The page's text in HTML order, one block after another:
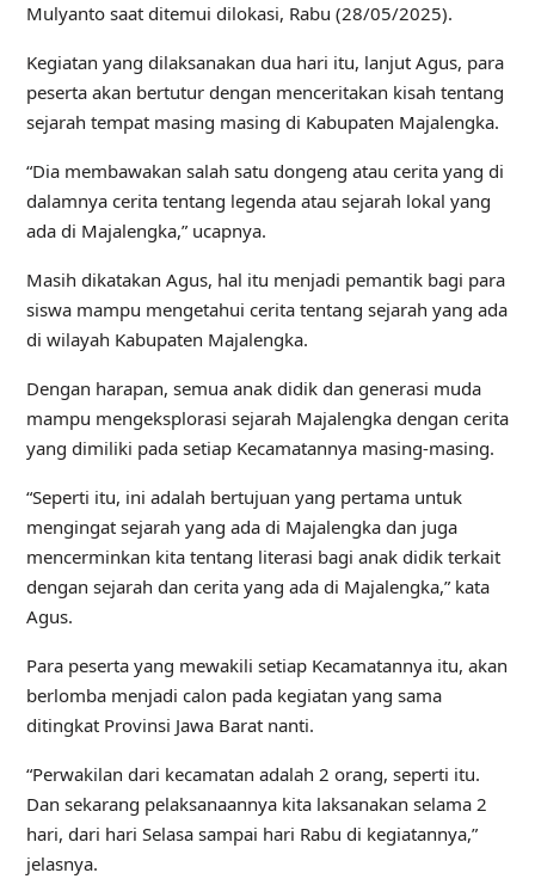
Mulyanto saat ditemui dilokasi, Rabu (28/05/2025).
Kegiatan yang dilaksanakan dua hari itu, lanjut Agus, para
peserta akan bertutur dengan menceritakan kisah tentang
sejarah tempat masing masing di Kabupaten Majalengka.
“Dia membawakan salah satu dongeng atau cerita yang di
dalamnya cerita tentang legenda atau sejarah lokal yang
ada di Majalengka,” ucapnya.
Masih dikatakan Agus, hal itu menjadi pemantik bagi para
siswa mampu mengetahui cerita tentang sejarah yang ada
di wilayah Kabupaten Majalengka.
Dengan harapan, semua anak didik dan generasi muda
mampu mengeksplorasi sejarah Majalengka dengan cerita
yang dimiliki pada setiap Kecamatannya masing-masing.
“Seperti itu, ini adalah bertujuan yang pertama untuk
mengingat sejarah yang ada di Majalengka dan juga
mencerminkan kita tentang literasi bagi anak didik terkait
dengan sejarah dan cerita yang ada di Majalengka,” kata
Agus.
Para peserta yang mewakili setiap Kecamatannya itu, akan
berlomba menjadi calon pada kegiatan yang sama
ditingkat Provinsi Jawa Barat nanti.
“Perwakilan dari kecamatan adalah 2 orang, seperti itu.
Dan sekarang pelaksanaannya kita laksanakan selama 2
hari, dari hari Selasa sampai hari Rabu di kegiatannya,”
jelasnya.